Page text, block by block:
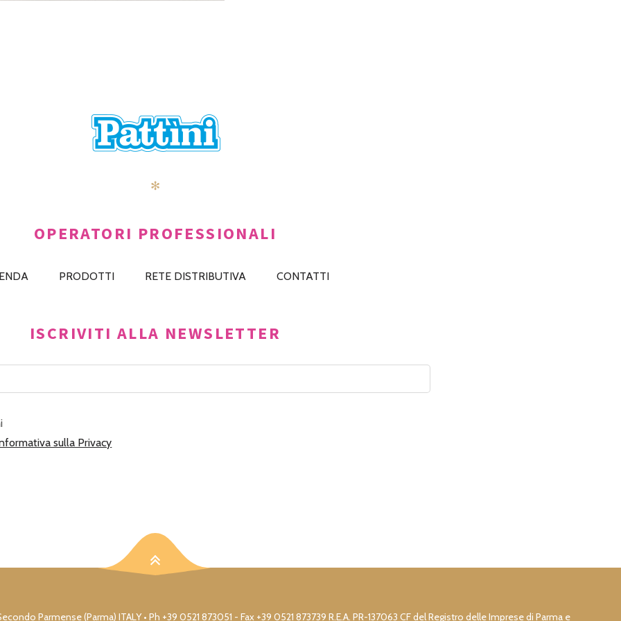
✻
OPERATORI PROFESSIONALI
PRODOTTI RETE DISTRIBUTIVA CONTATTI
ISCRIVITI ALLA NEWSLETTER
sulla Privacy
Parmense (Parma) ITALY • Ph +39 0521 873051 - Fax +39 0521 873739 R.E.A. PR-137063 CF del Registro delle Imprese di Parma e